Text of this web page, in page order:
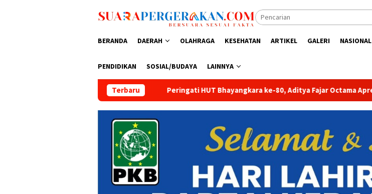
BERANDA DAERAH OLAHRAGA KESEHATAN ARTIKEL GALERI NASIONAL
PENDIDIKAN SOSIAL/BUDAYA LAINNYA
Terbaru
Peringati HUT Bhayangkara ke-80, Aditya Fajar Octama Apresiasi Dedikasi Polri untuk Masyarakat